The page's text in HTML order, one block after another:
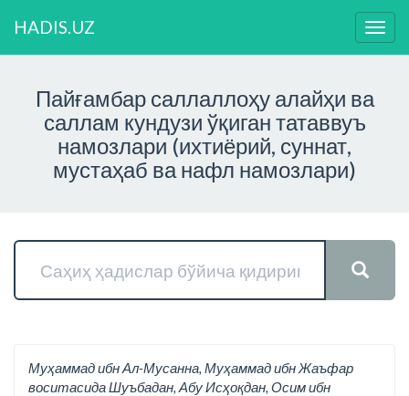
HADIS.UZ
Пайғамбар саллаллоҳу алайҳи ва
саллам кундузи ўқиган татаввуъ
намозлари (ихтиёрий, суннат,
мустаҳаб ва нафл намозлари)
Муҳаммад ибн Ал-Мусанна, Муҳаммад ибн Жаъфар
воситасида Шуъбадан, Абу Исҳоқдан, Осим ибн